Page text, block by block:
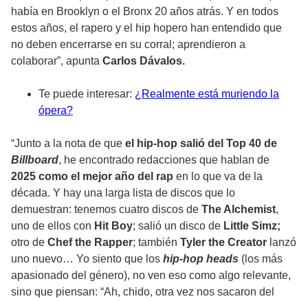
había en Brooklyn o el Bronx 20 años atrás. Y en todos
estos años, el rapero y el hip hopero han entendido que
no deben encerrarse en su corral; aprendieron a
colaborar”, apunta Carlos Dávalos.
Te puede interesar: ¿Realmente está muriendo la
ópera?
“Junto a la nota de que el hip-hop salió del Top 40 de
Billboard, he encontrado redacciones que hablan de
2025 como el mejor año del rap en lo que va de la
década. Y hay una larga lista de discos que lo
demuestran: tenemos cuatro discos de The Alchemist,
uno de ellos con Hit Boy; salió un disco de Little Simz;
otro de Chef the Rapper; también Tyler the Creator lanzó
uno nuevo… Yo siento que los hip-hop heads (los más
apasionado del género), no ven eso como algo relevante,
sino que piensan: “Ah, chido, otra vez nos sacaron del